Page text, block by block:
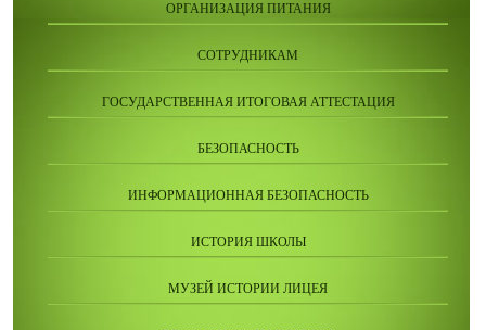
ОРГАНИЗАЦИЯ ПИТАНИЯ
СОТРУДНИКАМ
ГОСУДАРСТВЕННАЯ ИТОГОВАЯ АТТЕСТАЦИЯ
БЕЗОПАСНОСТЬ
ИНФОРМАЦИОННАЯ БЕЗОПАСНОСТЬ
ИСТОРИЯ ШКОЛЫ
МУЗЕЙ ИСТОРИИ ЛИЦЕЯ